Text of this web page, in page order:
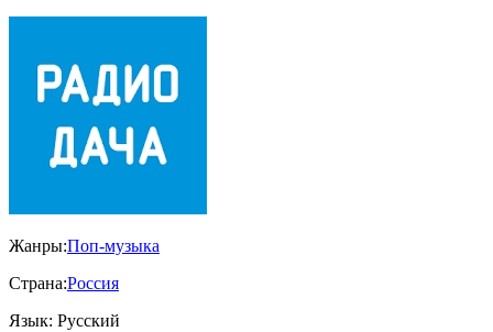
Жанры:Поп-музыка
Страна:Россия
Язык: Русский